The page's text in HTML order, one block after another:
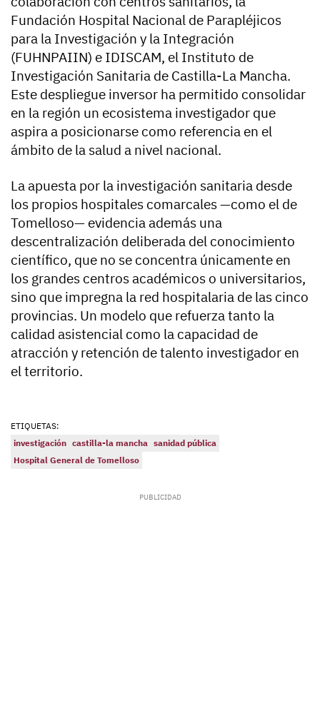
Fundación Hospital Nacional de Parapléjicos
para la Investigación y la Integración
(FUHNPAIIN) e IDISCAM, el Instituto de
Investigación Sanitaria de Castilla-La Mancha.
Este despliegue inversor ha permitido consolidar
en la región un ecosistema investigador que
aspira a posicionarse como referencia en el
ámbito de la salud a nivel nacional.
La apuesta por la investigación sanitaria desde
los propios hospitales comarcales —como el de
Tomelloso— evidencia además una
descentralización deliberada del conocimiento
científico, que no se concentra únicamente en
los grandes centros académicos o universitarios,
sino que impregna la red hospitalaria de las cinco
provincias. Un modelo que refuerza tanto la
calidad asistencial como la capacidad de
atracción y retención de talento investigador en
el territorio.
ETIQUETAS:
investigación castilla-la mancha sanidad pública
Hospital General de Tomelloso